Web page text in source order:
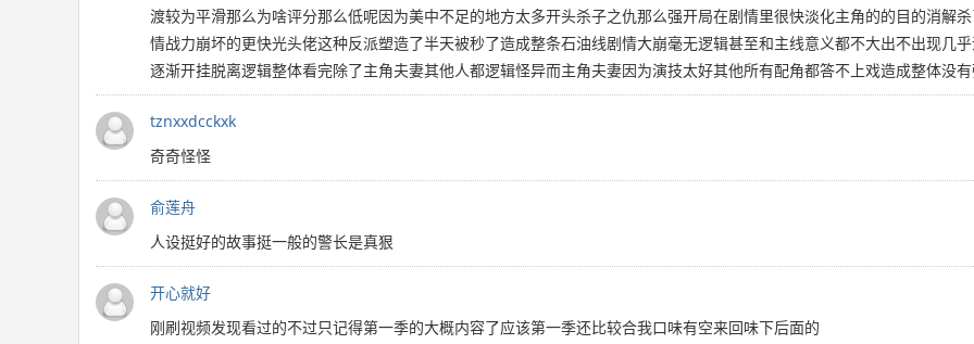
渡较为平滑那么为啥评分那么低呢因为美中不足的地方太多开头杀子之仇那么强开局在剧情里很快淡化主角的的目的消解
情战力崩坏的更快光头佬这种反派塑造了半天被秒了造成整条石油线剧情大崩毫无逻辑甚至和主线意义都不大出不出现几
逐渐开挂脱离逻辑整体看完除了主角夫妻其他人都逻辑怪异而主角夫妻因为演技太好其他所有配角都答不上戏造成整体没
tznxxdcckxk
奇奇怪怪
俞莲舟
人设挺好的故事挺一般的警长是真狠
开心就好
刚刷视频发现看过的不过只记得第一季的大概内容了应该第一季还比较合我口味有空来回味下后面的